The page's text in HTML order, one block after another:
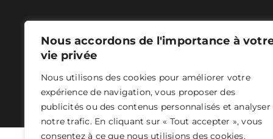
Nous accordons de l'importance à
vie privée
Nous utilisons des cookies pour améliorer votre
expérience de navigation, vous proposer des
publicités ou des contenus personnalisés et analyser
notre trafic. En cliquant sur « Tout accepter », vous
consentez à ce que nous utilisions des cookies.
ASER 2024 - Tous droits réservés -Mentions légales-